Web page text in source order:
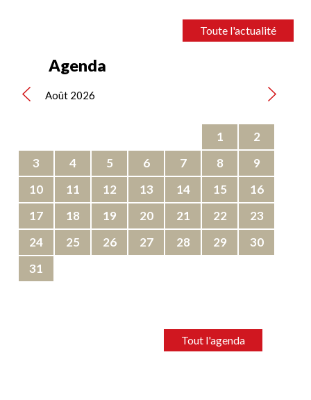
Toute l'actualité
Agenda
Août 2026
1
2
3
4 5 6 7 8
9
10
11 12 13 14 15
16
17
18 19 20 21 22
23
24
25 26 27 28 29
30
31
Tout l'agenda